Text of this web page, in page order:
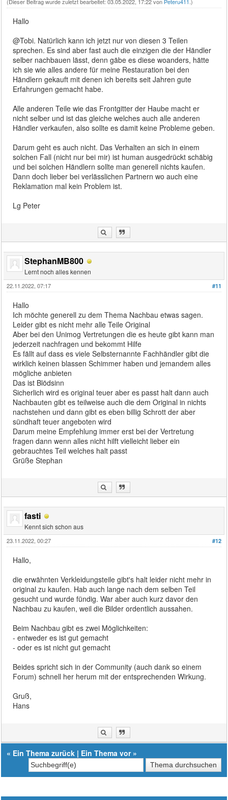
Hallo
@Tobi. Natürlich kann ich jetzt nur von diesen 3 Teilen
sprechen. Es sind aber fast auch die einzigen die der Händler
selber nachbauen lässt, denn gäbe es diese woanders, hätte
ich sie wie alles andere für meine Restauration bei den
Händlern gekauft mit denen ich bereits seit Jahren gute
Erfahrungen gemacht habe.
Alle anderen Teile wie das Frontgitter der Haube macht er
nicht selber und ist das gleiche welches auch alle anderen
Händler verkaufen, also sollte es damit keine Probleme geben.
Darum geht es auch nicht. Das Verhalten an sich in einem
solchen Fall (nicht nur bei mir) ist human ausgedrückt schäbig
und bei solchen Händlern sollte man generell nichts kaufen.
Dann doch lieber bei verlässlichen Partnern wo auch eine
Reklamation mal kein Problem ist.
Lg Peter
StephanMB800
Lernt noch alles kennen
#11
22.11.2022, 07:17
Hallo
Ich möchte generell zu dem Thema Nachbau etwas sagen.
Leider gibt es nicht mehr alle Teile Original
Aber bei den Unimog Vertretungen die es heute gibt kann man
jederzeit nachfragen und bekommt Hilfe
Es fällt auf dass es viele Selbsternannte Fachhändler gibt die
wirklich keinen blassen Schimmer haben und jemandem alles
mögliche anbieten
Das ist Blödsinn
Sicherlich wird es original teuer aber es passt halt dann auch
Nachbauten gibt es teilweise auch die dem Original in nichts
nachstehen und dann gibt es eben billig Schrott der aber
sündhaft teuer angeboten wird
Darum meine Empfehlung immer erst bei der Vertretung
fragen dann wenn alles nicht hilft vielleicht lieber ein
gebrauchtes Teil welches halt passt
Grüße Stephan
fasti
Kennt sich schon aus
#12
23.11.2022, 00:27
Hallo,
die erwähnten Verkleidungsteile gibt's halt leider nicht mehr in
original zu kaufen. Hab auch lange nach dem selben Teil
gesucht und wurde fündig. War aber auch kurz davor den
Nachbau zu kaufen, weil die Bilder ordentlich aussahen.
Beim Nachbau gibt es zwei Möglichkeiten:
- entweder es ist gut gemacht
- oder es ist nicht gut gemacht
Beides spricht sich in der Community (auch dank so einem
Forum) schnell her herum mit der entsprechenden Wirkung.
Gruß,
Hans
« Ein Thema zurück | Ein Thema vor»